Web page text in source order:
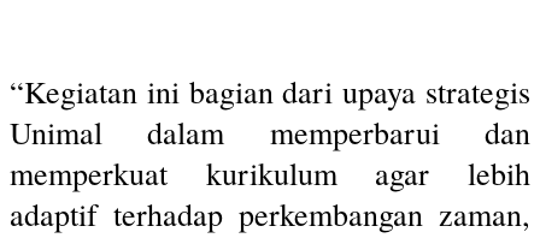
“Kegiatan ini bagian dari upaya strategis
Unimal dalam memperbarui dan
memperkuat kurikulum agar lebih
adaptif terhadap perkembangan zaman,